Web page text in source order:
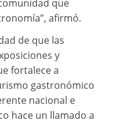
que
afirmó.
de que las
y
fortalece a
gastronómico
nacional e
hace un llamado a